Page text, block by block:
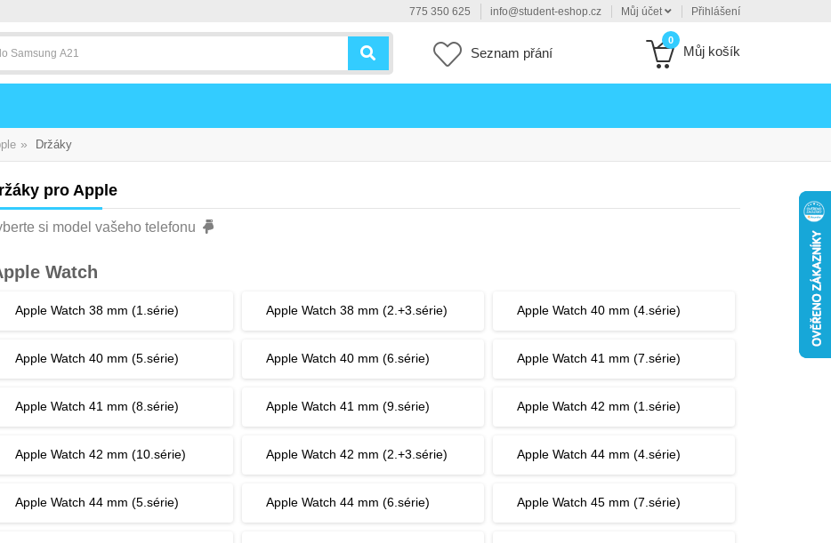
775 350 625 info@student-eshop.cz Můj účet Přihlášení
Seznam přání
0
Můj košík
» Držáky
pro Apple
si model vašeho telefonu
Watch
Apple Watch 38 mm (1.série) Apple Watch 38 mm (2.+3.série) Apple Watch 40 mm (4.série)
Apple Watch 40 mm (5.série) Apple Watch 40 mm (6.série) Apple Watch 41 mm (7.série)
Apple Watch 41 mm (8.série) Apple Watch 41 mm (9.série) Apple Watch 42 mm (1.série)
Apple Watch 42 mm (10.série) Apple Watch 42 mm (2.+3.série) Apple Watch 44 mm (4.série)
Apple Watch 44 mm (5.série) Apple Watch 44 mm (6.série) Apple Watch 45 mm (7.série)